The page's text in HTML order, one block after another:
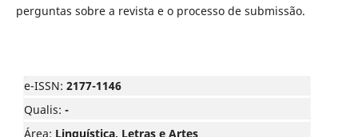
perguntas sobre a revista e o processo de submissão.
e-ISSN: 2177-1146
Qualis: -
Área: Linguística, Letras e Artes